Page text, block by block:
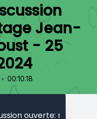
Jean-
- 25
• 00:10:18